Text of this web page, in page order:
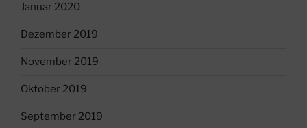
Januar 2020
Dezember 2019
November 2019
Oktober 2019
September 2019